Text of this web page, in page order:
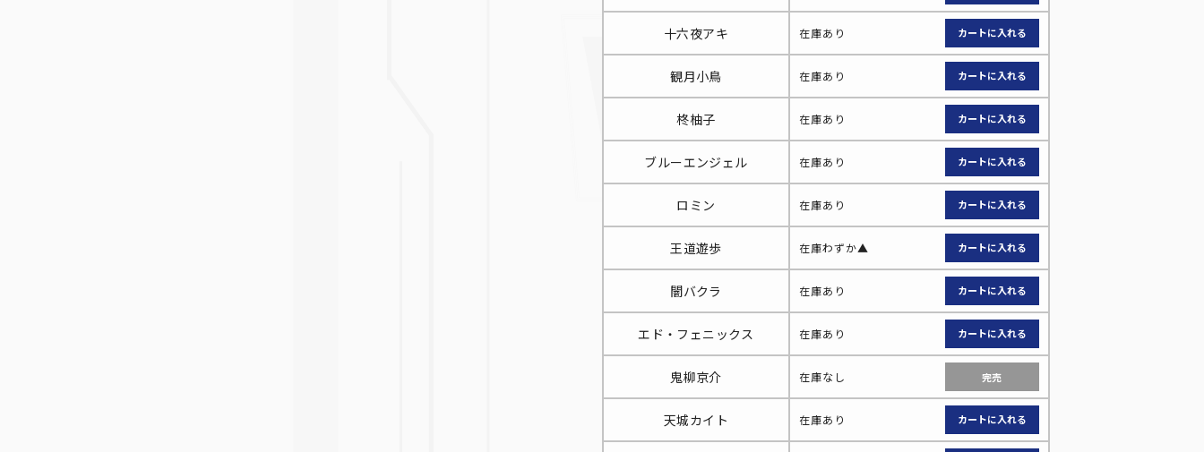
十六夜アキ 在庫あり
観月小鳥 在庫あり
柊柚子 在庫あり
ブルーエンジェル 在庫あり
ロミン 在庫あり
王道遊歩 在庫わずか▲
闇バクラ 在庫あり
エド・フェニックス 在庫あり
鬼柳京介 在庫なし 完売
天城カイト 在庫あり